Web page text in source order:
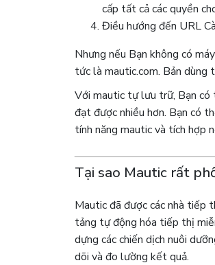
cấp tất cả các quyền
Điều hướng đến URL
Nhưng nếu Bạn không có
tức là mautic.com. Bản dùng
Với mautic tự lưu trữ, Bạn có
đạt được nhiều hơn. Bạn có
tính năng mautic và tích hợp
Tại sao Mautic rất
Mautic đã được các nhà tiếp
tảng tự động hóa tiếp thị
dựng các chiến dịch nuôi
dõi và đo lường kết quả.